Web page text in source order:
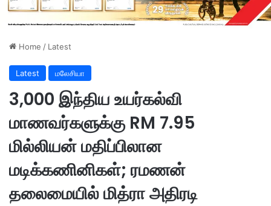
Home / Latest
Latest மலேசியா
3,000 இந்திய உயர்கல்வி
மாணவர்களுக்கு RM 7.95
மில்லியன் மதிப்பிலான
மடிக்கணினிகள்; ரமணன்
தலைமையில் மித்ரா அதிரடி